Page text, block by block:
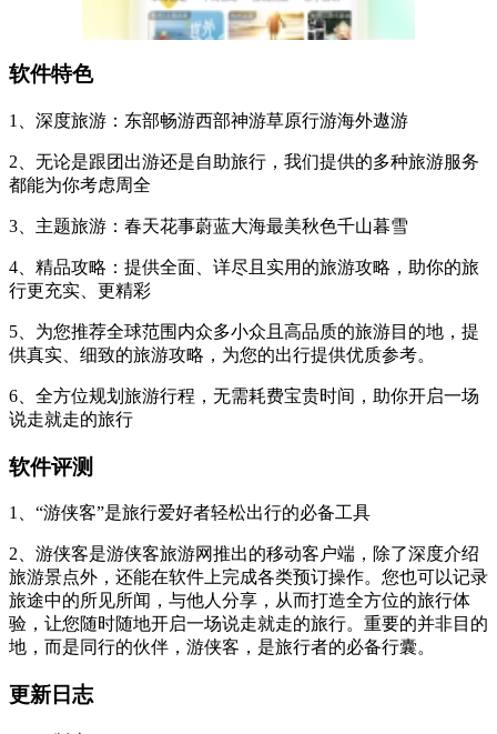
软件特色
1、深度旅游：东部畅游西部神游草原行游海外遨游
2、无论是跟团出游还是自助旅行，我们提供的多种旅游服务
都能为你考虑周全
3、主题旅游：春天花事蔚蓝大海最美秋色千山暮雪
4、精品攻略：提供全面、详尽且实用的旅游攻略，助你的旅
行更充实、更精彩
5、为您推荐全球范围内众多小众且高品质的旅游目的地，提
供真实、细致的旅游攻略，为您的出行提供优质参考。
6、全方位规划旅游行程，无需耗费宝贵时间，助你开启一场
说走就走的旅行
软件评测
1、“游侠客”是旅行爱好者轻松出行的必备工具
2、游侠客是游侠客旅游网推出的移动客户端，除了深度介绍
旅游景点外，还能在软件上完成各类预订操作。您也可以记录
旅途中的所见所闻，与他人分享，从而打造全方位的旅行体
验，让您随时随地开启一场说走就走的旅行。重要的并非目的
地，而是同行的伙伴，游侠客，是旅行者的必备行囊。
更新日志